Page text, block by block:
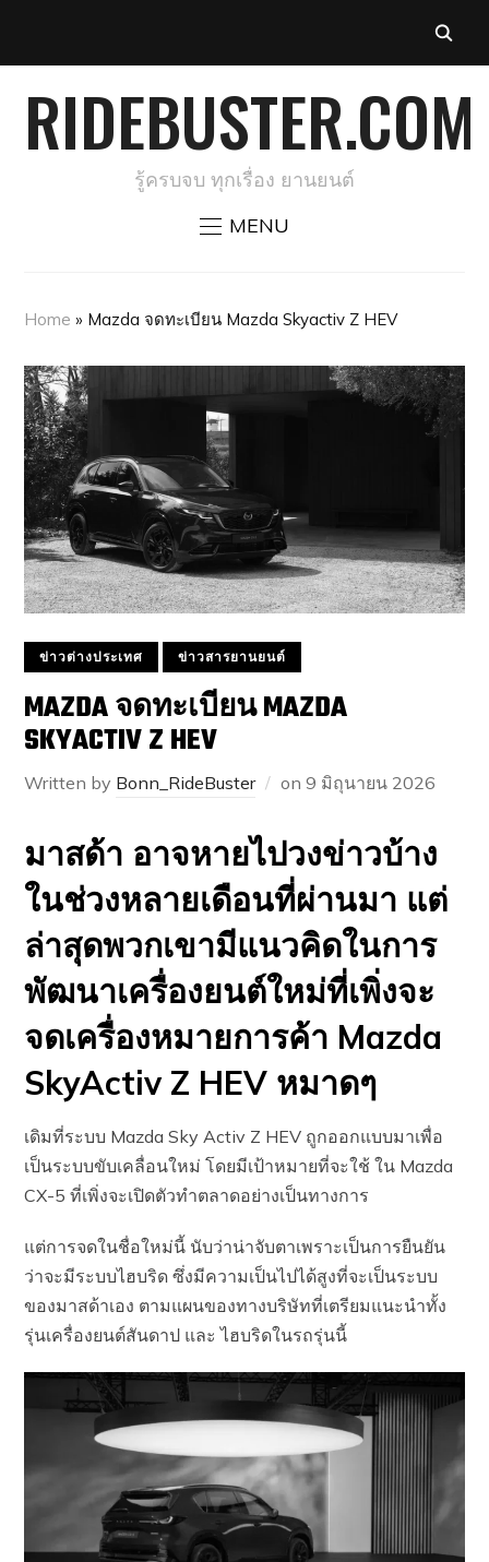
RIDEBUSTER.COM
รู้ครบจบ ทุกเรื่อง ยานยนต์
MENU
Home » Mazda จดทะเบียน Mazda Skyactiv Z HEV
ข่าวต่างประเทศ ข่าวสารยานยนต์
MAZDA จดทะเบียน MAZDA
SKYACTIV Z HEV
Written by Bonn_RideBuster on9 มิถุนายน 2026
มาสด้า อาจหายไปวงข่าวบ้าง
ในช่วงหลายเดือนที่ผ่านมา แต่
ล่าสุดพวกเขามีแนวคิดในการ
พัฒนาเครื่องยนต์ใหม่ที่เพิ่งจะ
จดเครื่องหมายการค้า Mazda
SkyActiv Z HEV หมาดๆ
เดิมที่ระบบ Mazda Sky Activ Z HEV ถูกออกแบบมาเพื่อ
เป็นระบบขับเคลื่อนใหม่ โดยมีเป้าหมายที่จะใช้ ใน Mazda
CX-5 ที่เพิ่งจะเปิดตัวทำตลาดอย่างเป็นทางการ
แต่การจดในชื่อใหม่นี้ นับว่าน่าจับตาเพราะเป็นการยืนยัน
ว่าจะมีระบบไฮบริด ซึ่งมีความเป็นไปได้สูงที่จะเป็นระบบ
ของมาสด้าเอง ตามแผนของทางบริษัทที่เตรียมแนะนำทั้ง
รุ่นเครื่องยนต์สันดาป และ ไฮบริดในรถรุ่นนี้